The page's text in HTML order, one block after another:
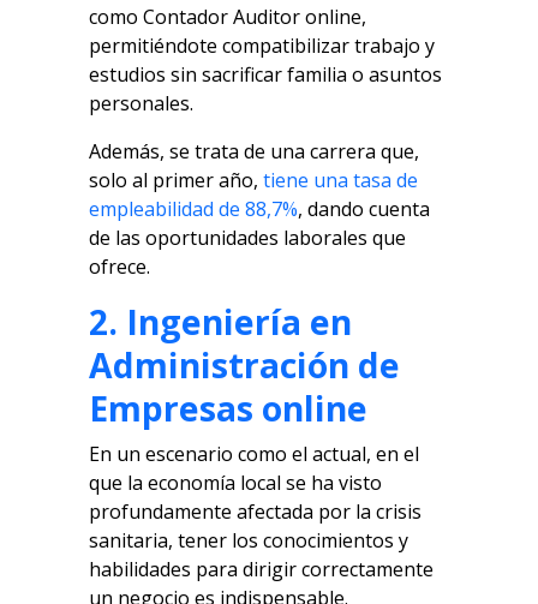
como Contador Auditor online,
permitiéndote compatibilizar trabajo y
estudios sin sacrificar familia o asuntos
personales.
Además, se trata de una carrera que,
solo al primer año, tiene una tasa de
empleabilidad de 88,7%, dando cuenta
de las oportunidades laborales que
ofrece.
2. Ingeniería en
Administración de
Empresas online
En un escenario como el actual, en el
que la economía local se ha visto
profundamente afectada por la crisis
sanitaria, tener los conocimientos y
habilidades para dirigir correctamente
un negocio es indispensable.